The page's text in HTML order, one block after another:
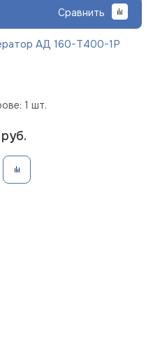
Сравнить
АД 160-Т400-1Р
1 шт.
руб.